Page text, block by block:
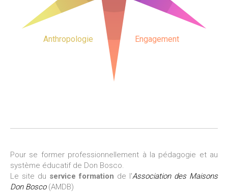
Pour se former professionnellement à la pédagogie et au
système éducatif de Don Bosco.
Le site du service formation de l'Association des Maisons
Don Bosco(AMDB)
Engagement
Anthropologie